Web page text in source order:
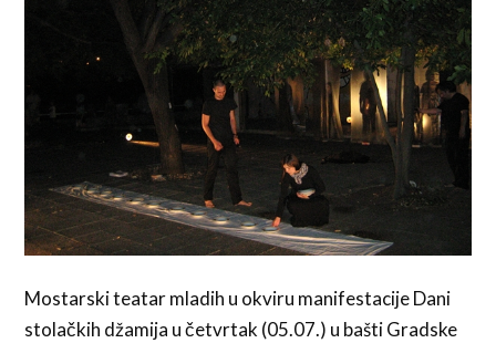
Mostarski teatar mladih u okviru manifestacije Dani
stolačkih džamija u četvrtak (05.07.) u bašti Gradske